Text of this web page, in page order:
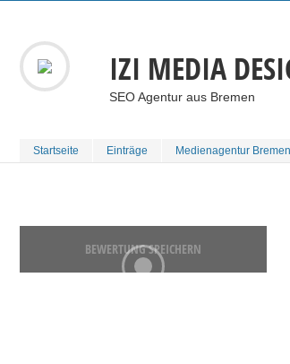
IZI MEDIA
SEO Agentur aus Bremen
Startseite Einträge Medienagentur Bremen
BEWERTUNG SPEICHERN